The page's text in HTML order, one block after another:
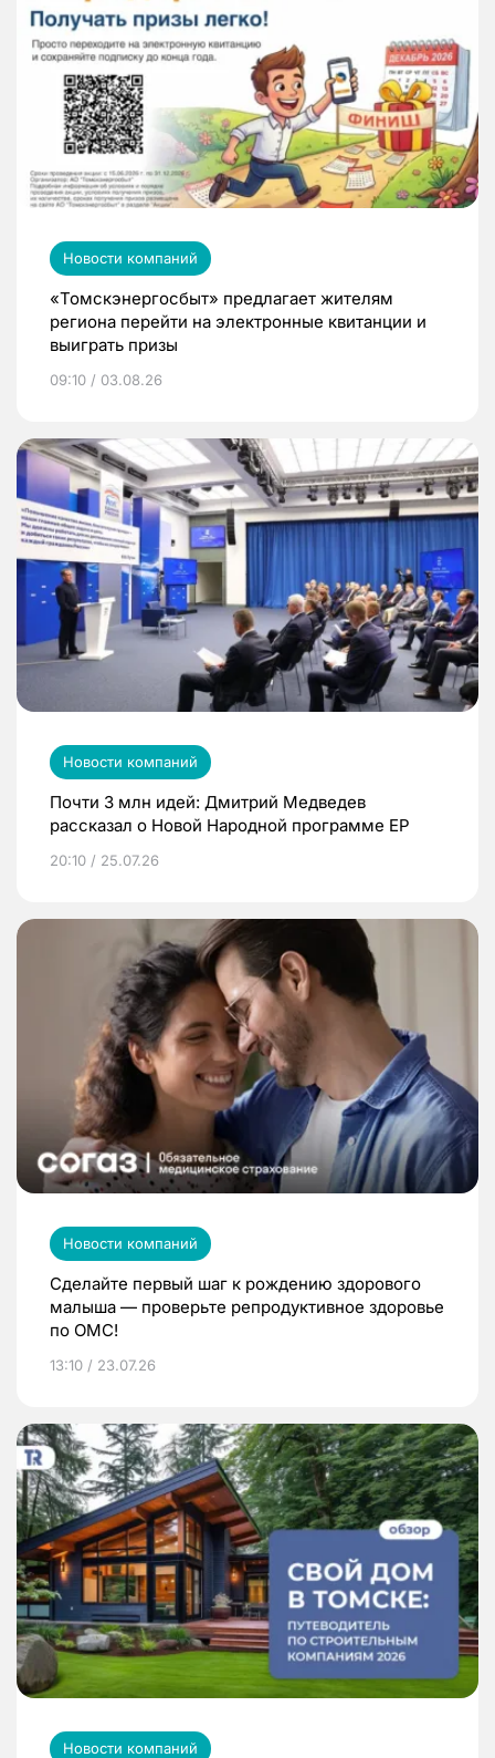
Новости компаний
«Томскэнергосбыт» предлагает жителям
региона перейти на электронные квитанции и
выиграть призы
09:10 / 03.08.26
Новости компаний
Почти 3 млн идей: Дмитрий Медведев
рассказал о Новой Народной программе ЕР
20:10 / 25.07.26
Новости компаний
Сделайте первый шаг к рождению здорового
малыша — проверьте репродуктивное здоровье
по ОМС!
13:10 / 23.07.26
Новости компаний